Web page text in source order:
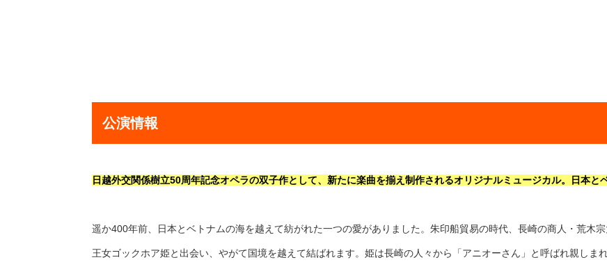
公演情報
日越外交関係樹立50周年記念オペラの双子作として、新たに楽曲を揃え制作されるオリジナルミュージカル。日本と
遥か400年前、日本とベトナムの海を越えて紡がれた一つの愛がありました。朱印船貿易の時代、長崎の商人・荒木
王女ゴックホア姫と出会い、やがて国境を越えて結ばれます。姫は長崎の人々から「アニオーさん」と呼ばれ親しま